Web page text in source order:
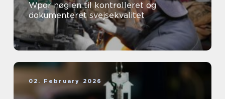
Wpqr nøglen til kontrolleret og
dokumenteret svejsekvalitet
02. February 2026